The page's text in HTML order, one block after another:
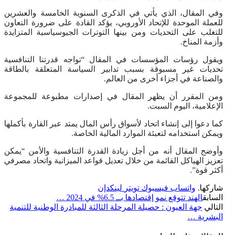
وفي المقال، الذي يأتي في الذكرى السنوية الخامسة والعشرين
للعملة الموحدة للإتحاد الأوروبي، يؤكد القادة على ضرورة التعاون
للتغلب على التحديات ومن بينها التوترات الجيوسياسية المتزايدة
وأزمة المناخ.
ويقول رؤسات المؤسسات في المقال “تواجه قدرتنا التنافسية
تحديات غير مسبوقة بسبب تدابير السياسة المتعلقة بالطاقة
والصناعة في أجزاء أخرى من العالم.
ومن المقرر أن يظهر المقال في إصدارات مطبوعة للمجموعة
الإعلامية، اليوم السبت.
كما دعوا إلى إنشاء اتحاد لأسواق رأس المال يمتد عبر القارة بأكملها
ويمكن استخدامه لتعبئة الموارد المالية الخاصة.
وأوضح المقال أنه من أجل زيادة القدرة التنافسية والأمن “يمكن
تعزيز الهياكل القائمة من خلال تعديل قواعد الميزانية واتحاد مصرفي
أكثر قوة”.
شاركها. واتساب فيسبوك تويتر لينكدإن
السابقالهند تتوقع نمو إقتصادها بــ 6.5% في 2024 …
التالي جهة العيون : حصيلة المرحلة الثالثة للمبادرة الوطنية للتنمية
البشرية …